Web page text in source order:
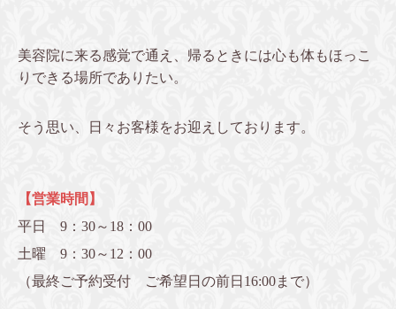
美容院に来る感覚で通え、帰るときには心も体もほっこ
りできる場所でありたい。
そう思い、日々お客様をお迎えしております。
【営業時間】
平日 9：30～18：00
土曜 9：30～12：00
（最終ご予約受付 ご希望日の前日16:00まで）